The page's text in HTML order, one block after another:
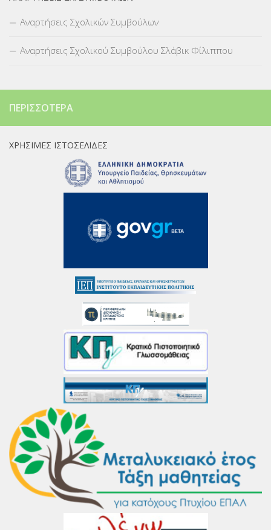
Αναρτήσεις Σχολικών Συμβούλων
Αναρτήσεις Σχολικού Συμβούλου Σλάβικ Φίλιππου
ΠΕΡΙΣΣΌΤΕΡΑ
ΧΡΉΣΙΜΕΣ ΙΣΤΟΣΕΛΊΔΕΣ